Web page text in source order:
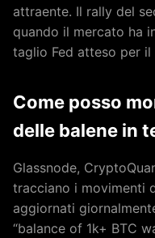
attraente. Il rally del
quando il mercato ha
taglio Fed atteso per il
Come posso
delle balene in
Glassnode,
tracciano i movimenti
aggiornati
“balance of 1k+ BTC